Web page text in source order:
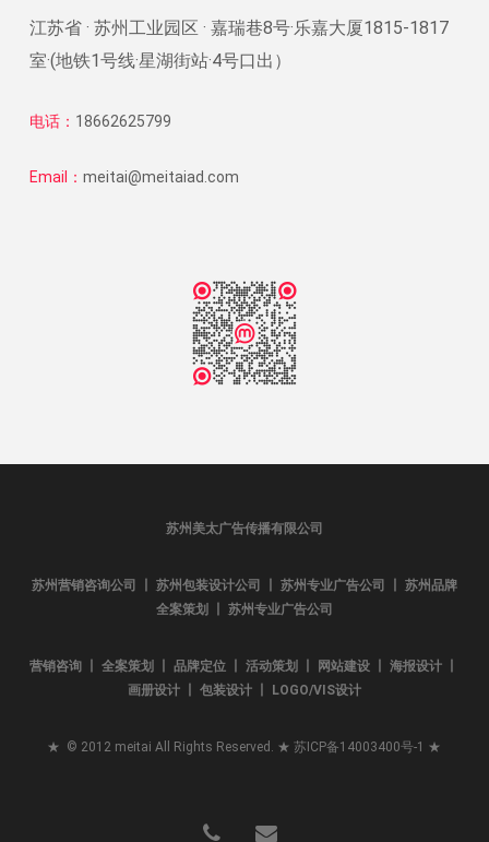
江苏省 · 苏州工业园区 · 嘉瑞巷8号·乐嘉大厦1815-1817
室·(地铁1号线·星湖街站·4号口出）
电话： 18662625799
Email： meitai@meitaiad.com
苏州美太广告传播有限公司
苏州营销咨询公司 丨 苏州包装设计公司 丨 苏州专业广告公司 丨 苏州品牌
全案策划 丨 苏州专业广告公司
营销咨询 丨 全案策划 丨 品牌定位 丨 活动策划 丨 网站建设 丨 海报设计 丨
画册设计 丨 包装设计 丨 LOGO/VIS设计
★ © 2012 meitai All Rights Reserved. ★苏ICP备14003400号-1 ★
phone email